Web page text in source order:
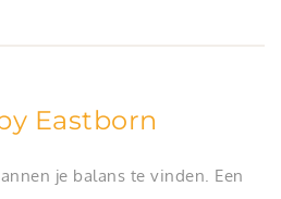
Eastborn
je balans te vinden. Een